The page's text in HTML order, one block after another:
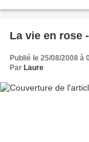
La vie en rose
Publié le 25/08/2008 à
Par Laure